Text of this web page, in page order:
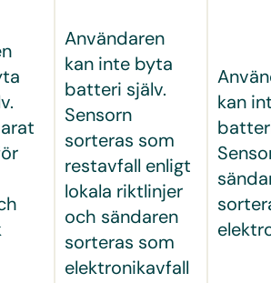
Användaren
kan inte byta
batteri själv.
Sensorn
sorteras som
restavfall enligt
lokala riktlinjer
och sändaren
sorteras som
elektronikavfall
kan